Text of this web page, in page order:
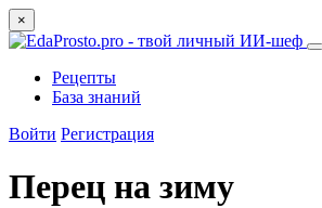
×
Рецепты
База знаний
Войти Регистрация
Перец на зиму